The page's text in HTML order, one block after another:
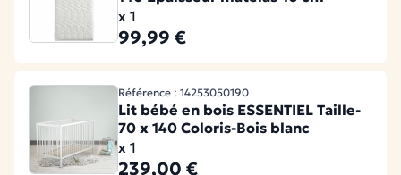
x 1
99,99 €
Référence : 14253050190
Lit bébé en bois ESSENTIEL Taille-
70 x 140 Coloris-Bois blanc
x 1
239,00 €